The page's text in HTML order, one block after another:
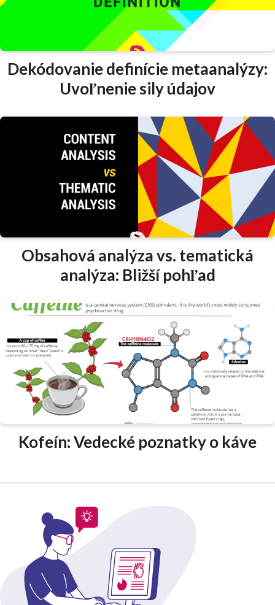
Dekódovanie definície metaanalýzy:
Uvoľnenie sily údajov
Obsahová analýza vs. tematická
analýza: Bližší pohľad
Kofeín: Vedecké poznatky o káve